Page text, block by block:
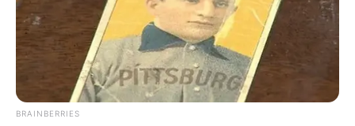
Base Quinté et Spécial Tocard pour le
Programme et Pronostic PMU du 9 Juillet
2024 – PRIX DU CHATEAU DE PIERREFONDS
BRAINBERRIES